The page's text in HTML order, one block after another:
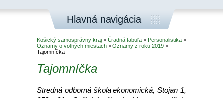
Hlavná navigácia
Košický samosprávny kraj > Úradná tabuľa > Personalistika >
Oznamy o voľných miestach > Oznamy z roku 2019 >
Tajomníčka
Tajomníčka
Stredná odborná škola ekonomická, Stojan 1,